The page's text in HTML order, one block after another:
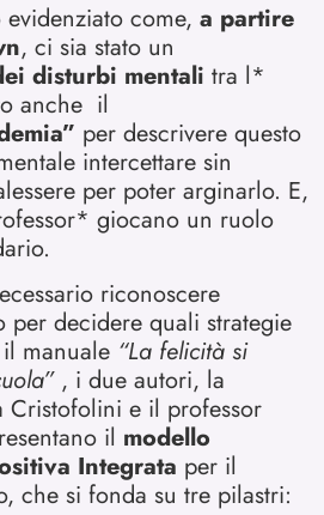
come, a partire
, ci sia stato un
disturbi mentali tra l*
anche il
per descrivere questo
intercettare sin
per poter arginarlo. E,
giocano un ruolo
riconoscere
per decidere quali strategie
manuale “La felicità si
, i due autori, la
Cristofolini e il professor
il modello
Integrata per il
che si fonda su tre pilastri: